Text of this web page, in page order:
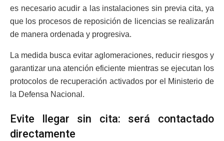
es necesario acudir a las instalaciones sin previa cita, ya
que los procesos de reposición de licencias se realizarán
de manera ordenada y progresiva.
La medida busca evitar aglomeraciones, reducir riesgos y
garantizar una atención eficiente mientras se ejecutan los
protocolos de recuperación activados por el Ministerio de
la Defensa Nacional.
Evite llegar sin cita: será contactado
directamente